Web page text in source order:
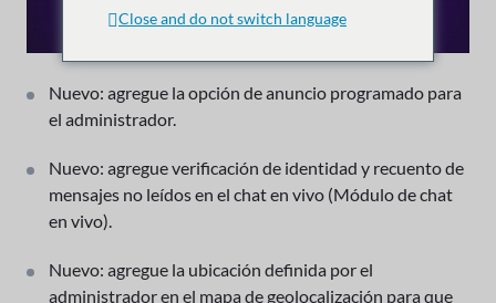
Nuevo: agregue la opción de anuncio programado para
el administrador.
Nuevo: agregue verificación de identidad y recuento de
mensajes no leídos en el chat en vivo (Módulo de chat
en vivo).
Nuevo: agregue la ubicación definida por el
administrador en el mapa de geolocalización para que
Close and do not switch language